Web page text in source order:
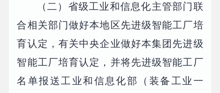
（二）省级工业和信息化主管部门联
合相关部门做好本地区先进级智能工厂培
育认定，有关中央企业做好本集团先进级
智能工厂培育认定，并将先进级智能工厂
名单报送工业和信息化部（装备工业一